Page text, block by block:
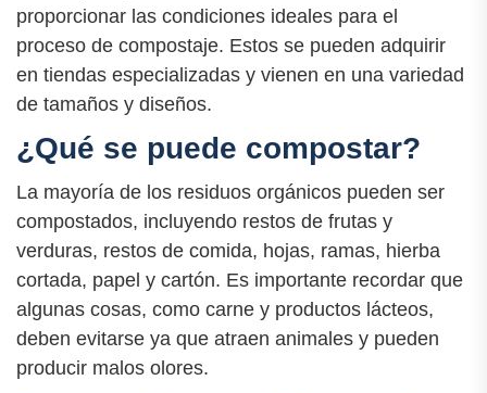
proporcionar las condiciones ideales para el
proceso de compostaje. Estos se pueden adquirir
en tiendas especializadas y vienen en una variedad
de tamaños y diseños.
¿Qué se puede compostar?
La mayoría de los residuos orgánicos pueden ser
compostados, incluyendo restos de frutas y
verduras, restos de comida, hojas, ramas, hierba
cortada, papel y cartón. Es importante recordar que
algunas cosas, como carne y productos lácteos,
deben evitarse ya que atraen animales y pueden
producir malos olores.